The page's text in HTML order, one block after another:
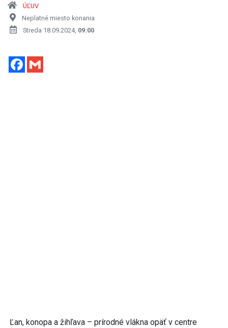
ÚĽUV
Neplatné miesto konania
Streda 18.09.2024, 09:00
Facebook
Ľan, konopa a žihľava – prírodné vlákna opäť v centre